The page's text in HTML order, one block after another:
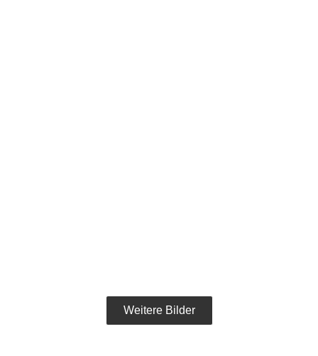
Weitere Bilder